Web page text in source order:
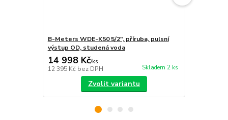
B-Meters WDE-K50 5/2", příruba, pulsní
výstup OD, studená voda
14 998 Kč/ks
12 395 Kč bez DPH Skladem 2 ks
Zvolit variantu